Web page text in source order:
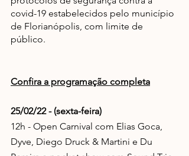
covid-19 estabelecidos pelo município
de Florianópolis, com limite de
público.
Confira a programação completa
25/02/22 - (sexta-feira)
12h - Open Carnival com Elias Goca,
Dyve, Diego Druck & Martini e Du